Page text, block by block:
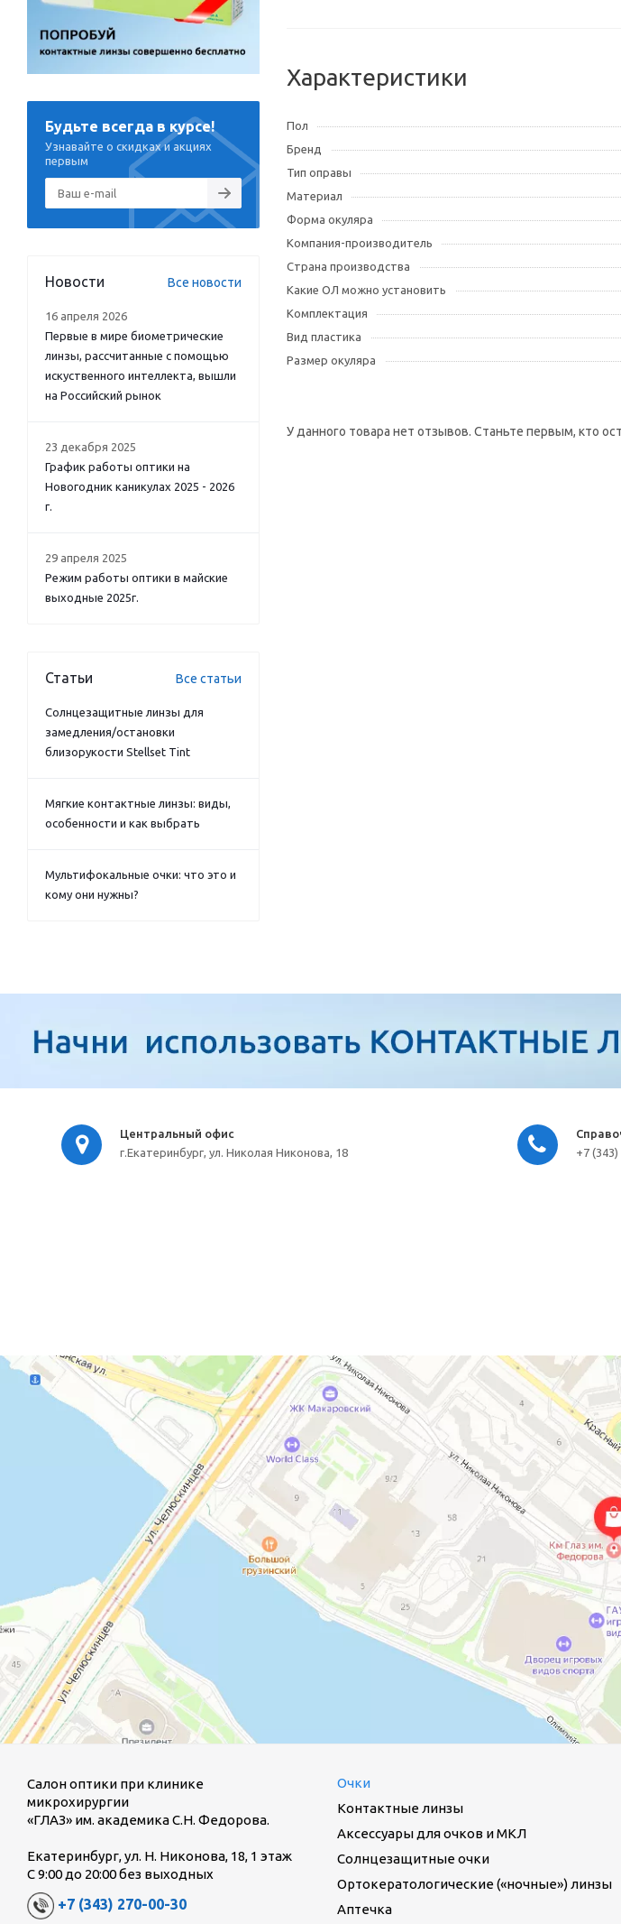
Характеристики
Пол
Бренд
Тип оправы
Материал
Форма окуляра
Компания-производитель
Страна производства
Какие ОЛ можно установить
Комплектация
Вид пластика
Размер окуляра
У данного товара нет отзывов. Станьте первым, кто
Будьте всегда в курсе!
Узнавайте о скидках и акциях
первым
Новости Все новости
16 апреля 2026
Первые в мире биометрические
линзы, рассчитанные с помощью
искуственного интеллекта, вышли
на Российский рынок
23 декабря 2025
График работы оптики на
Новогодник каникулах 2025 - 2026
г.
29 апреля 2025
Режим работы оптики в майские
выходные 2025г.
Статьи Все статьи
Солнцезащитные линзы для
замедления/остановки
близорукости Stellset Tint
Мягкие контактные линзы: виды,
особенности и как выбрать
Мультифокальные очки: что это и
кому они нужны?
Центральный офис
г.Екатеринбург, ул. Николая Никонова, 18
+7
Салон оптики при клинике
микрохирургии
«ГЛАЗ» им. академика С.Н. Федорова.
Екатеринбург, ул. Н. Никонова, 18, 1 этаж
С 9:00 до 20:00 без выходных
+7 (343) 270-00-30
Очки
Контактные линзы
Аксессуары для очков и МКЛ
Солнцезащитные очки
Ортокератологические («ночные») линзы
Аптечка